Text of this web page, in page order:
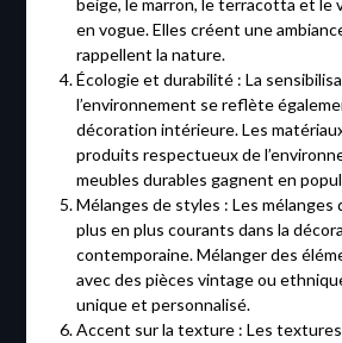
beige, le marron, le terracotta et le
en vogue. Elles créent une
rappellent la nature.
Écologie et durabilité : La
l’environnement se reflète
décoration intérieure. Les
produits respectueux de
meubles durables gagnent en
Mélanges de styles : Les
plus en plus courants dans la
contemporaine. Mélanger des
avec des pièces vintage ou
unique et personnalisé.
Accent sur la texture : Les